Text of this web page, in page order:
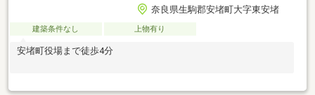
奈良県生駒郡安堵町大字東安堵
建築条件なし 上物有り
安堵町役場まで徒歩4分